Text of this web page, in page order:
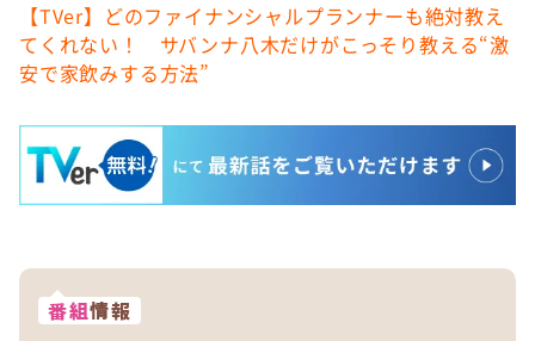
【TVer】どのファイナンシャルプランナーも絶対教え
てくれない！ サバンナ八木だけがこっそり教える“激
安で家飲みする方法”
番組情報